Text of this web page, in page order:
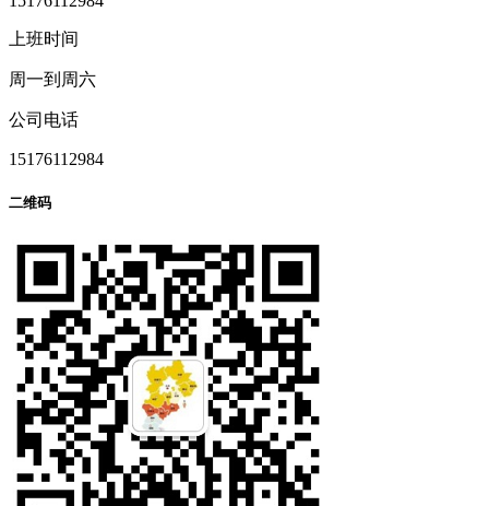
上班时间
周一到周六
公司电话
15176112984
二维码